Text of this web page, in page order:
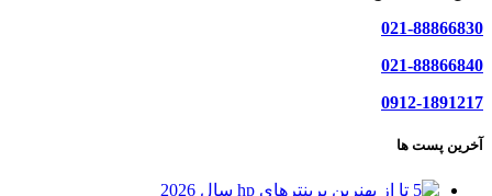
021-88866830
021-88866840
0912-1891217
آخرین پست ها